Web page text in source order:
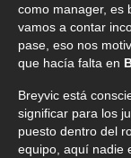
como manager, es
vamos a contar
pase, eso nos
que hacía falta en
Breyvic está
significar para los
puesto dentro del
equipo, aquí nadie